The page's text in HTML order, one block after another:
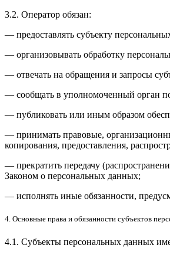
3.2. Оператор обязан:
— предоставлять субъекту
— организовывать обработку
— отвечать на обращения и запросы
— сообщать в уполномоченный орган
— публиковать или иным образом
— принимать правовые,
копирования, предоставления,
— прекратить передачу
Законом о персональных данных;
— исполнять иные обязанности,
4. Основные права и обязанности субъектов
4.1. Субъекты персональных данных